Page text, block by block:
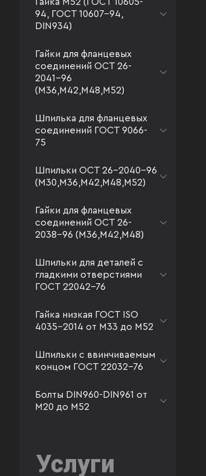
94, ГОСТ 10607-94,
DIN934)
Гайки для фланцевых
соединений ОСТ 26-
2041-96
(М36,М42,М48,М52)
Шпилька для фланцевых
соединений ГОСТ 9066-
75
Шпильки ОСТ 26-2040-96
(М30,М36,М42,М48,М52)
Гайки для фланцевых
соединений ОСТ 26-
2038-96 (М36,М42,М48)
Шпильки для деталей с
гладкими отверстиями
ГОСТ 22042-76
Гайка низкая ГОСТ ISO
4035-2014 от М33 до М52
Шпильки с ввинчиваемым
концом ГОСТ 22032-76
Болты DIN960-DIN961 от
М20 до М52
Услуги